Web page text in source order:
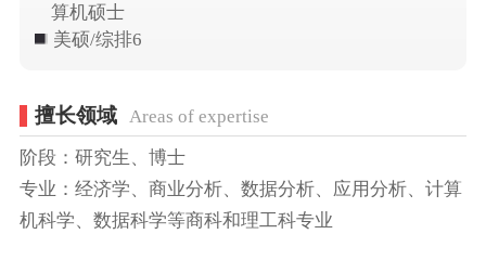
算机硕士
美硕/综排6
擅长领域 Areas of expertise
阶段：研究生、博士
专业：经济学、商业分析、数据分析、应用分析、计算
机科学、数据科学等商科和理工科专业